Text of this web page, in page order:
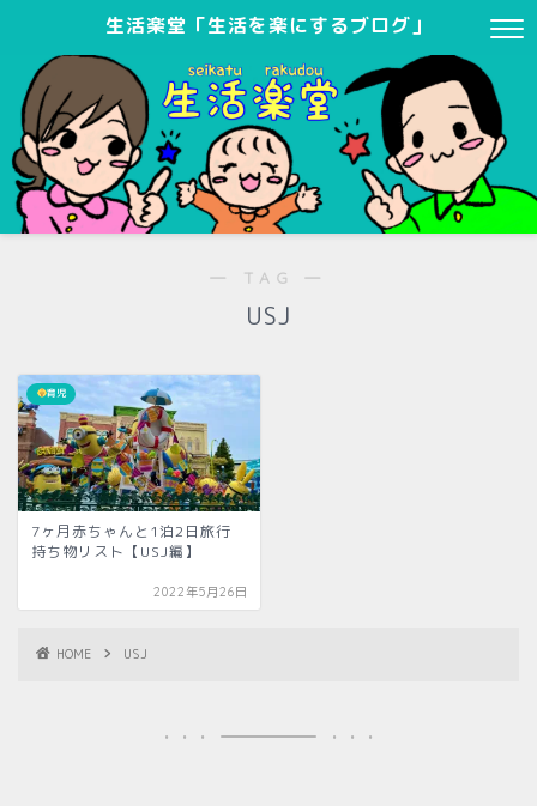
生活楽堂「生活を楽にするブログ」
― TAG ―
USJ
育児
7ヶ月赤ちゃんと1泊2日旅行
持ち物リスト【USJ編】
2022年5月26日
HOME USJ